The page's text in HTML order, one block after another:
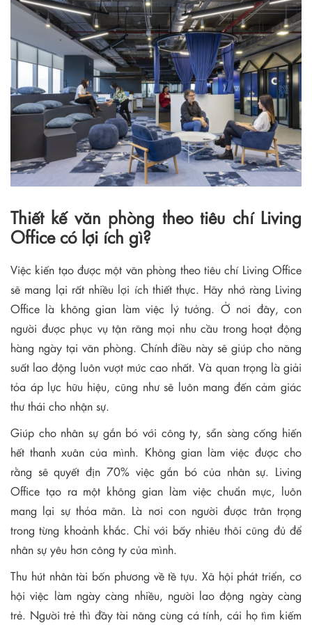
Thiết kế văn phòng theo tiêu chí Living
Office có lợi ích gì?
Việc kiến tạo được một văn phòng theo tiêu chí Living Office
sẽ mang lại rất nhiều lợi ích thiết thực. Hãy nhớ ràng Living
Office là không gian làm việc lý tưởng. Ở nơi đây, con
người được phục vụ tận răng mọi nhu cầu trong hoạt động
hàng ngày tại văn phòng. Chính điều này sẽ giúp cho năng
suất lao động luôn vượt mức cao nhất. Và quan trọng là giải
tỏa áp lực hữu hiệu, cũng như sẽ luôn mang đến cảm giác
thư thái cho nhận sự.
Giúp cho nhân sự gắn bó với công ty, sẵn sàng cống hiến
hết thanh xuân của mình. Không gian làm việc được cho
rằng sẽ quyết địn 70% việc gắn bó của nhân sự. Living
Office tạo ra một không gian làm việc chuẩn mực, luôn
mang lại sự thỏa mãn. Là nơi con người được trân trọng
trong từng khoảnh khắc. Chỉ với bấy nhiêu thôi cũng đủ để
nhân sự yêu hơn công ty của mình.
Thu hút nhân tài bốn phương về tề tựu. Xã hội phát triển, cơ
hội việc làm ngày càng nhiều, người lao động ngày càng
trẻ. Người trẻ thì đầy tài năng cùng cá tính, cái họ tìm kiếm